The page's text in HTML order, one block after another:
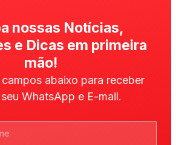
nossas Notícias,
e Dicas em primeira
mão!
abaixo para receber
WhatsApp e E-mail.